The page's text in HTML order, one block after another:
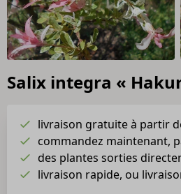
Salix integra «
livraison gratuite à partir
commandez maintenant,
des plantes sorties
livraison rapide, ou